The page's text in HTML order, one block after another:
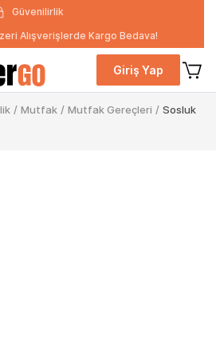
Güvenilirlik
Alışverişlerde Kargo Bedava!
Giriş Yap
/ Mutfak / Mutfak Gereçleri / Sosluk